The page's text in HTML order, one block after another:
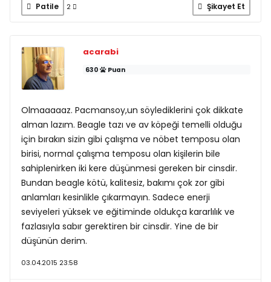
Patile 2 Şikayet Et
acarabi
630 Puan
Olmaaaaaz. Pacmansoy,un söylediklerini çok dikkate
alman lazım. Beagle tazı ve av köpeği temelli olduğu
için bırakın sizin gibi çalışma ve nöbet temposu olan
birisi, normal çalışma temposu olan kişilerin bile
sahiplenirken iki kere düşünmesi gereken bir cinsdir.
Bundan beagle kötü, kalitesiz, bakımı çok zor gibi
anlamları kesinlikle çıkarmayın. Sadece enerji
seviyeleri yüksek ve eğitiminde oldukça kararlılık ve
fazlasıyla sabır gerektiren bir cinsdir. Yine de bir
düşünün derim.
03.04.2015 23:58